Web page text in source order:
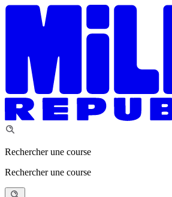
Rechercher une course
Rechercher une course